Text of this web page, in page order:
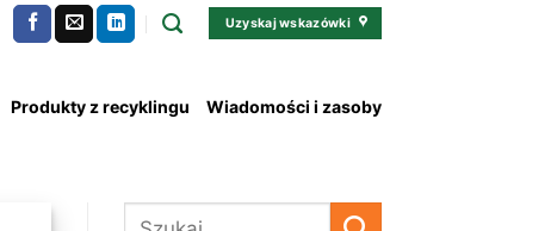
Uzyskaj wskazówki
Produkty z recyklingu Wiadomości i zasoby